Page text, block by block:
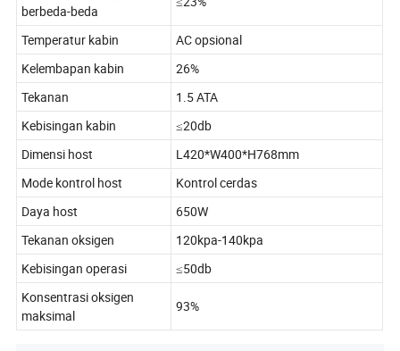
berbeda-beda
Temperatur kabin
AC opsional
Kelembapan kabin
26%
Tekanan
1.5 ATA
Kebisingan kabin
≤20db
Dimensi host
L420*W400*H768mm
Mode kontrol host
Kontrol cerdas
Daya host
650W
Tekanan oksigen
120kpa-140kpa
Kebisingan operasi
≤50db
Konsentrasi oksigen
maksimal
93%